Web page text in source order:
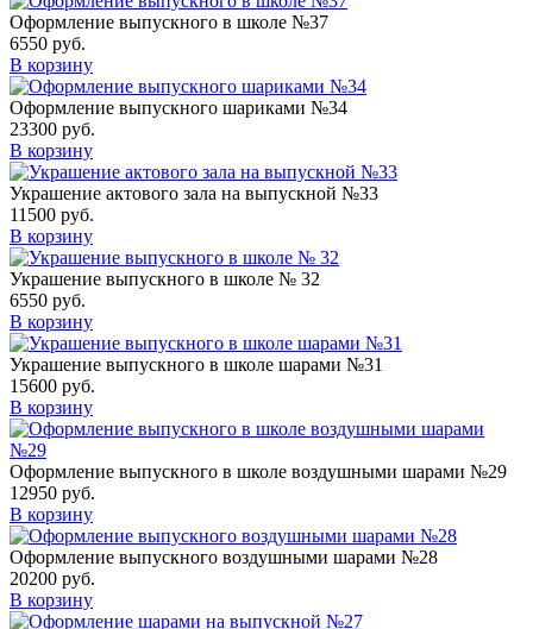
Оформление выпускного в школе №37
6550 руб.
В корзину
Оформление выпускного шариками №34
23300 руб.
В корзину
Украшение актового зала на выпускной №33
11500 руб.
В корзину
Украшение выпускного в школе № 32
6550 руб.
В корзину
Украшение выпускного в школе шарами №31
15600 руб.
В корзину
Оформление выпускного в школе воздушными шарами №29
12950 руб.
В корзину
Оформление выпускного воздушными шарами №28
20200 руб.
В корзину